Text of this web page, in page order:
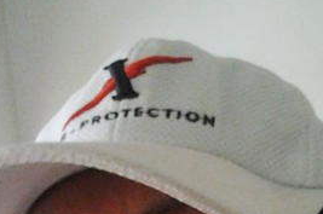
迎學生輔導中心
商輔導、社會
報名參加。